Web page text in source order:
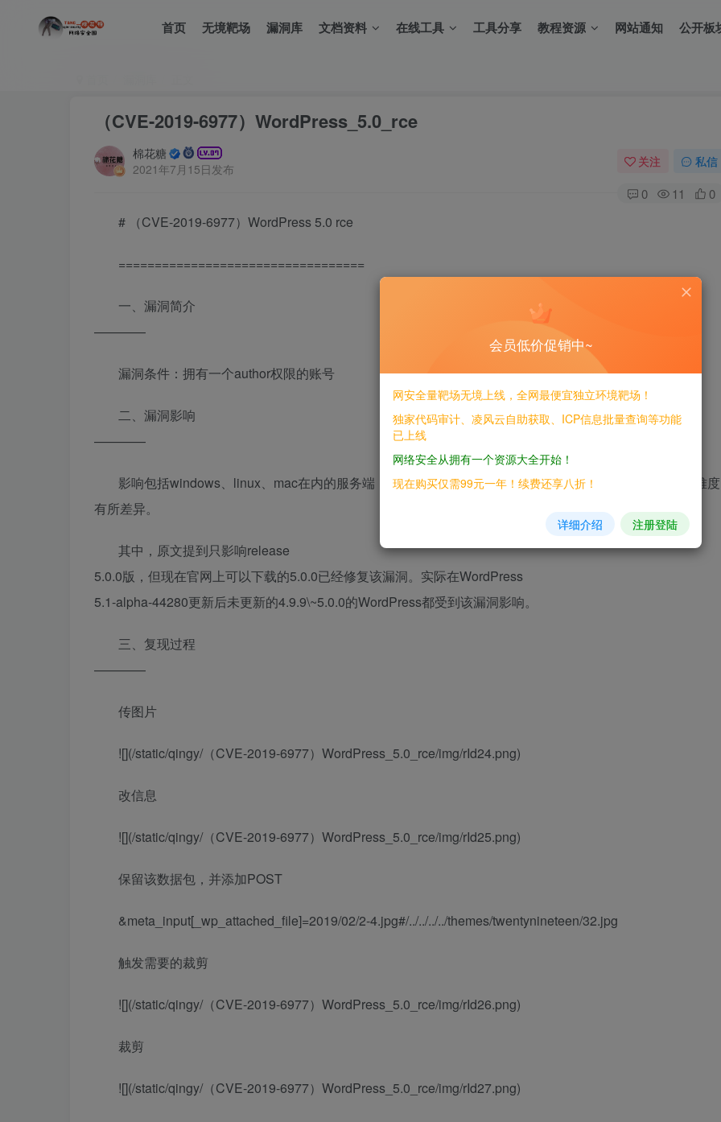
首页 无境靶场 漏洞库 文档资料 在线工具 工具分享 教程资源 网站通知 公开板
（CVE-2019-6977）WordPress_5.0_rce
棉花糖
2021年7月15日发布
关注 私信
0 11 0
# （CVE-2019-6977）WordPress 5.0 rce
==================================
一、漏洞简介
————
漏洞条件：拥有一个author权限的账号
二、漏洞影响
————
影响包括windows、linux、mac在内的服务端，后端图片处理库为gd/imagick都受到影响，只不过利用难度
有所差异。
其中，原文提到只影响release
5.0.0版，但现在官网上可以下载的5.0.0已经修复该漏洞。实际在WordPress
5.1-alpha-44280更新后未更新的4.9.9\~5.0.0的WordPress都受到该漏洞影响。
三、复现过程
————
传图片
![](/static/qingy/（CVE-2019-6977）WordPress_5.0_rce/img/rId24.png)
改信息
![](/static/qingy/（CVE-2019-6977）WordPress_5.0_rce/img/rId25.png)
保留该数据包，并添加POST
&meta_input[_wp_attached_file]=2019/02/2-4.jpg#/../../../../themes/twentynineteen/32.jpg
触发需要的裁剪
![](/static/qingy/（CVE-2019-6977）WordPress_5.0_rce/img/rId26.png)
裁剪
![](/static/qingy/（CVE-2019-6977）WordPress_5.0_rce/img/rId27.png)
会员低价促销中~
网安全量靶场无境上线，全网最便宜独立环境靶场！
独家代码审计、凌风云自助获取、ICP信息批量查询等功能
已上线
网络安全从拥有一个资源大全开始！
现在购买仅需99元一年！续费还享八折！
详细介绍 注册登陆